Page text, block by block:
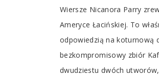
Tab
Article
Wiersze Nicanora Parry
Ameryce Łacińskiej. To
odpowiedzią na koturnową
bezkompromisowy zbiór
dwudziestu dwóch